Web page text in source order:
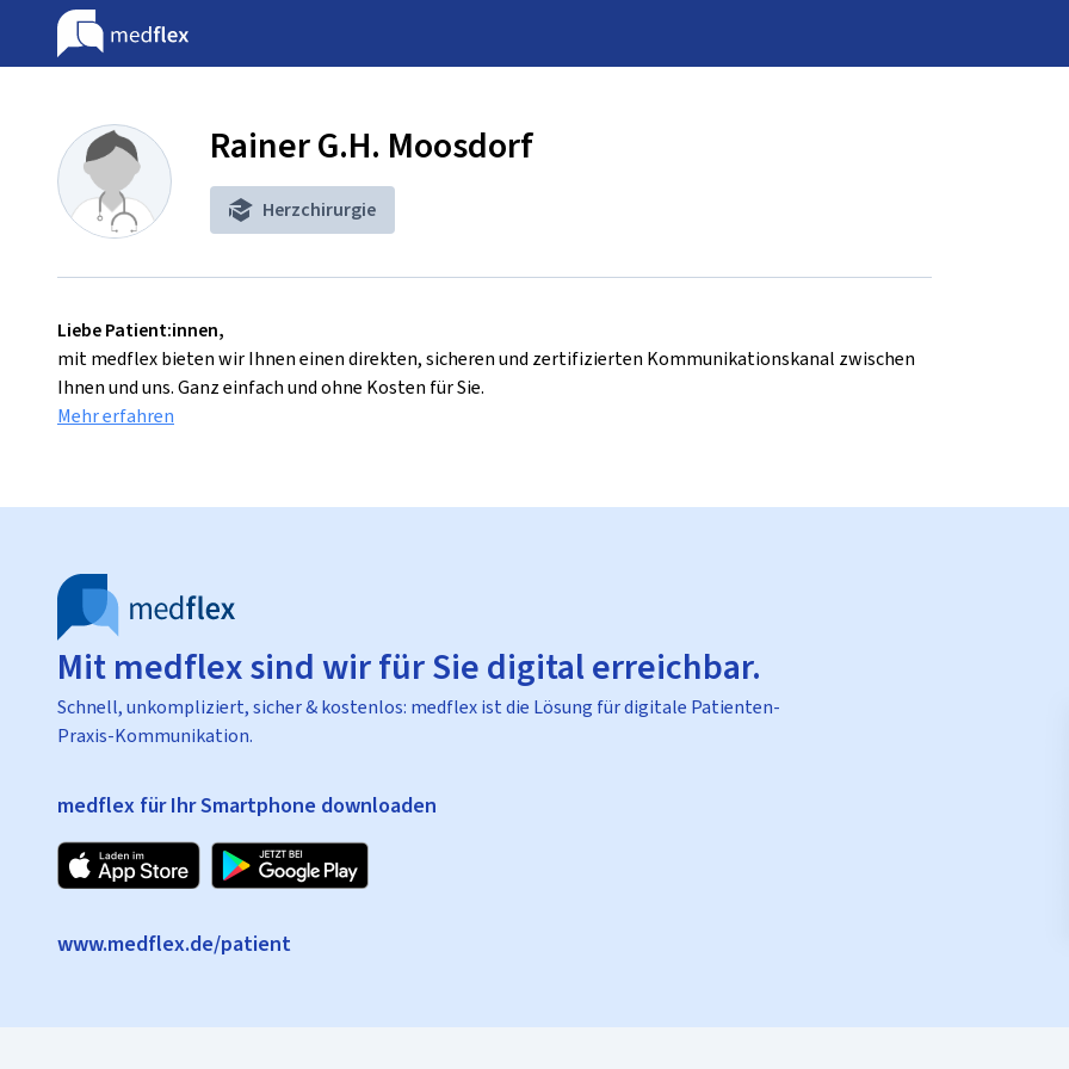
Rainer G.H. Moosdorf
Herzchirurgie
Liebe Patient:innen,
mit medflex bieten wir Ihnen einen direkten, sicheren und zertifizierten Kommunikationskanal zwischen
Ihnen und uns. Ganz einfach und ohne Kosten für Sie.
Mehr erfahren
Mit medflex sind wir für Sie digital erreichbar.
Schnell, unkompliziert, sicher & kostenlos: medflex ist die Lösung für digitale Patienten-
Praxis-Kommunikation.
medflex für Ihr Smartphone downloaden
www.medflex.de/patient